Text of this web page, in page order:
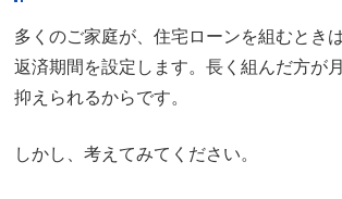
多くのご家庭が、住宅ローンを組むとき
返済期間を設定します。長く組んだ方が
抑えられるからです。
しかし、考えてみてください。